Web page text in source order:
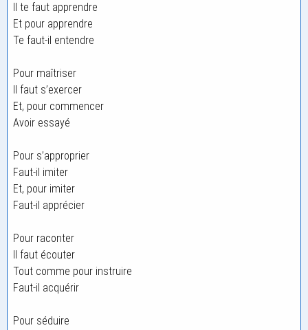
Il te faut apprendre
Et pour apprendre
Te faut-il entendre
Pour maîtriser
Il faut s’exercer
Et, pour commencer
Avoir essayé
Pour s’approprier
Faut-il imiter
Et, pour imiter
Faut-il apprécier
Pour raconter
Il faut écouter
Tout comme pour instruire
Faut-il acquérir
Pour séduire